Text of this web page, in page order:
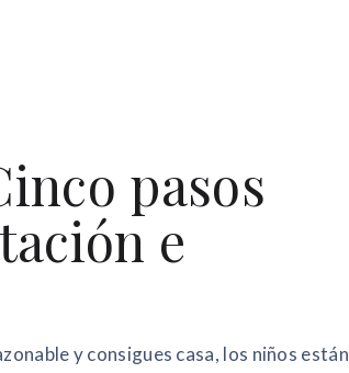
pasos
e
y consigues casa, los niños están